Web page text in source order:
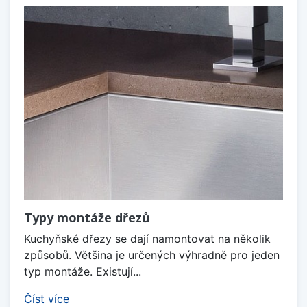
Typy montáže dřezů
Kuchyňské dřezy se dají namontovat na několik
způsobů. Většina je určených výhradně pro jeden
typ montáže. Existují...
Číst více